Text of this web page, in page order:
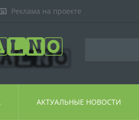
Реклама на проекте
АКТУАЛЬНЫЕ НОВОСТИ